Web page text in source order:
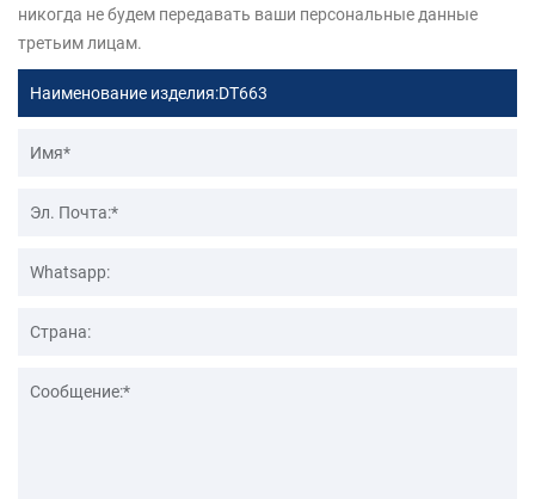
никогда не будем передавать ваши персональные данные
третьим лицам.